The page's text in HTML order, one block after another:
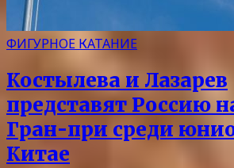
ФИГУРНОЕ КАТАНИЕ
Костылева и Лазарев
представят Россию
Гран-при среди
Китае